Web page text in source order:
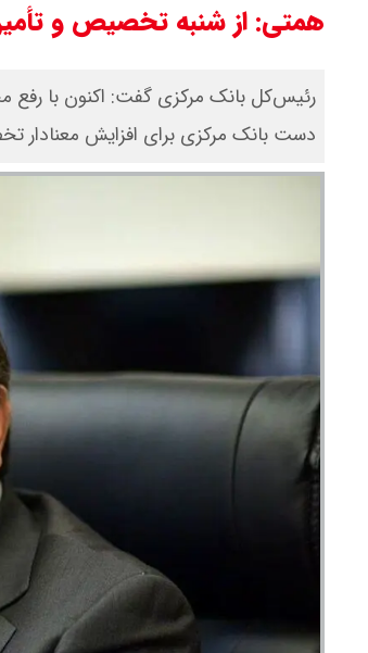
همتی: از شنبه تخصیص و
رئیس‌کل بانک مرکزی گفت: اکنون با رفع
دست بانک مرکزی برای افزایش معنادار